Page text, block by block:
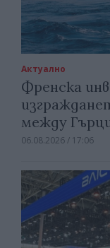
Актуално
Френска
между
06.08.2026 / 17:06